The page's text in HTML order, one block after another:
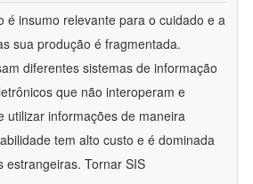
é insumo relevante para o cuidado e a
sua produção é fragmentada.
diferentes sistemas de informação
que não interoperam e
utilizar informações de maneira
tem alto custo e é dominada
estrangeiras. Tornar SIS